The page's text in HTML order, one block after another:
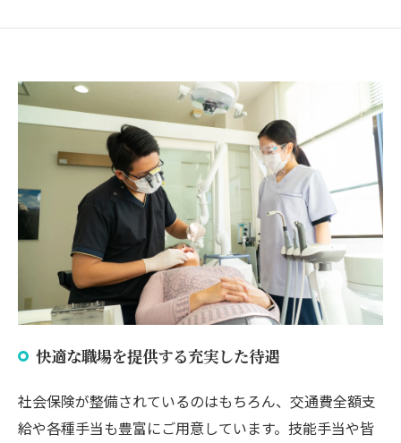
快適な職場を提供する充実した待遇
社会保険が整備されているのはもちろん、交通費全額支
給や各種手当も豊富にご用意しています。技能手当や皆